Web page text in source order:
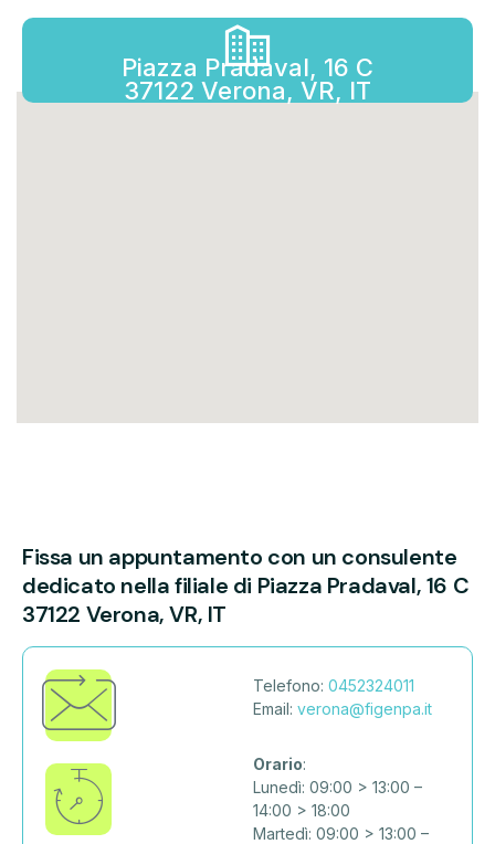
Piazza Pradaval, 16 C
37122 Verona, VR, IT
Fissa un appuntamento con un consulente
dedicato nella filiale di Piazza Pradaval, 16 C
37122 Verona, VR, IT
Telefono:0452324011
Email:verona@figenpa.it
Orario:
Lunedì: 09:00 > 13:00 –
14:00 > 18:00
Martedì: 09:00 > 13:00 –